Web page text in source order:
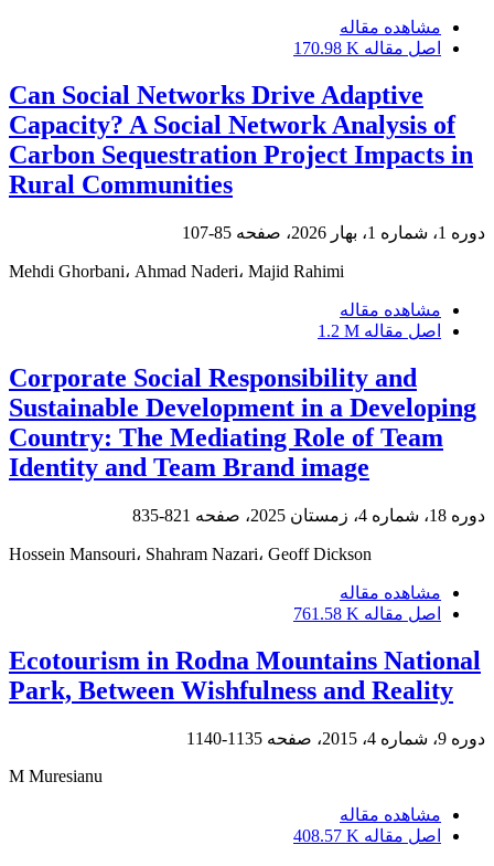
مشاهده مقاله
اصل مقاله 170.98 K
Can Social Networks Drive Adaptive
Capacity? A Social Network Analysis of
Carbon Sequestration Project Impacts in
Rural Communities
دوره 1، شماره 1، بهار 2026، صفحه 85-107
Mehdi Ghorbani، Ahmad Naderi، Majid Rahimi
مشاهده مقاله
اصل مقاله 1.2 M
Corporate Social Responsibility and
Sustainable Development in a Developing
Country: The Mediating Role of Team
Identity and Team Brand image
دوره 18، شماره 4، زمستان 2025، صفحه 821-835
Hossein Mansouri، Shahram Nazari، Geoff Dickson
مشاهده مقاله
اصل مقاله 761.58 K
Ecotourism in Rodna Mountains National
Park, Between Wishfulness and Reality
دوره 9، شماره 4، 2015، صفحه
1135-1140
M Muresianu
مشاهده مقاله
اصل مقاله 408.57 K